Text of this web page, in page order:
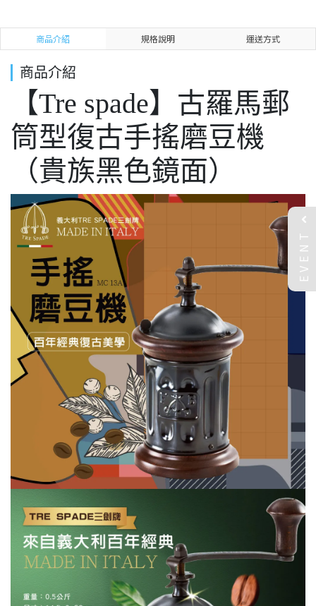
商品介紹 規格說明 運送方式
商品介紹
【Tre spade】古羅馬郵
筒型復古手搖磨豆機
（貴族黑色鏡面）
EVENT